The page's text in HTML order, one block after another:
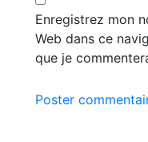
Enregistrez mon
Web dans ce
que je
Poster